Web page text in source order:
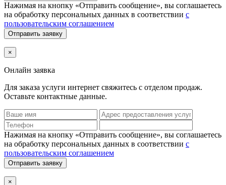
Нажимая на кнопку «Отправить сообщение», вы соглашаетесь
на обработку персональных данных в соответствии с
пользовательским соглашением
Отправить заявку
×
Онлайн заявка
Для заказа услуги интернет свяжитесь с отделом продаж.
Оставьте контактные данные.
Нажимая на кнопку «Отправить сообщение», вы соглашаетесь
на обработку персональных данных в соответствии с
пользовательским соглашением
Отправить заявку
×